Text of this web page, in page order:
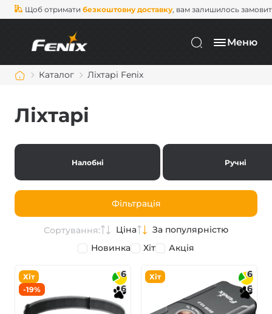
Щоб отримати безкоштовну доставку, вам залишилось
Меню
Каталог Ліхтарі Fenix
Ліхтарі
Налобні Ручні
Фільтрація
Сортування: Ціна
За популярністю
Новинка
Хіт Акція
Хіт
-19%
6
6
Хіт
6
6